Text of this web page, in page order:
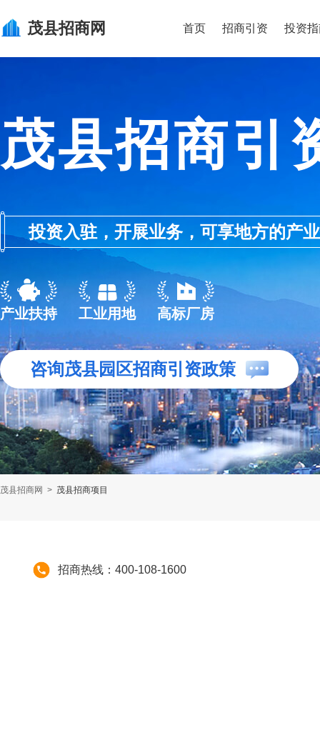
茂县招商网 首页 招商引资 投资
茂县招商引
投资入驻，开展业务，可享地方的产
产业扶持 工业用地 高标厂房
咨询茂县园区招商引资政策
茂县招商网 > 茂县招商项目
招商热线：400-108-1600